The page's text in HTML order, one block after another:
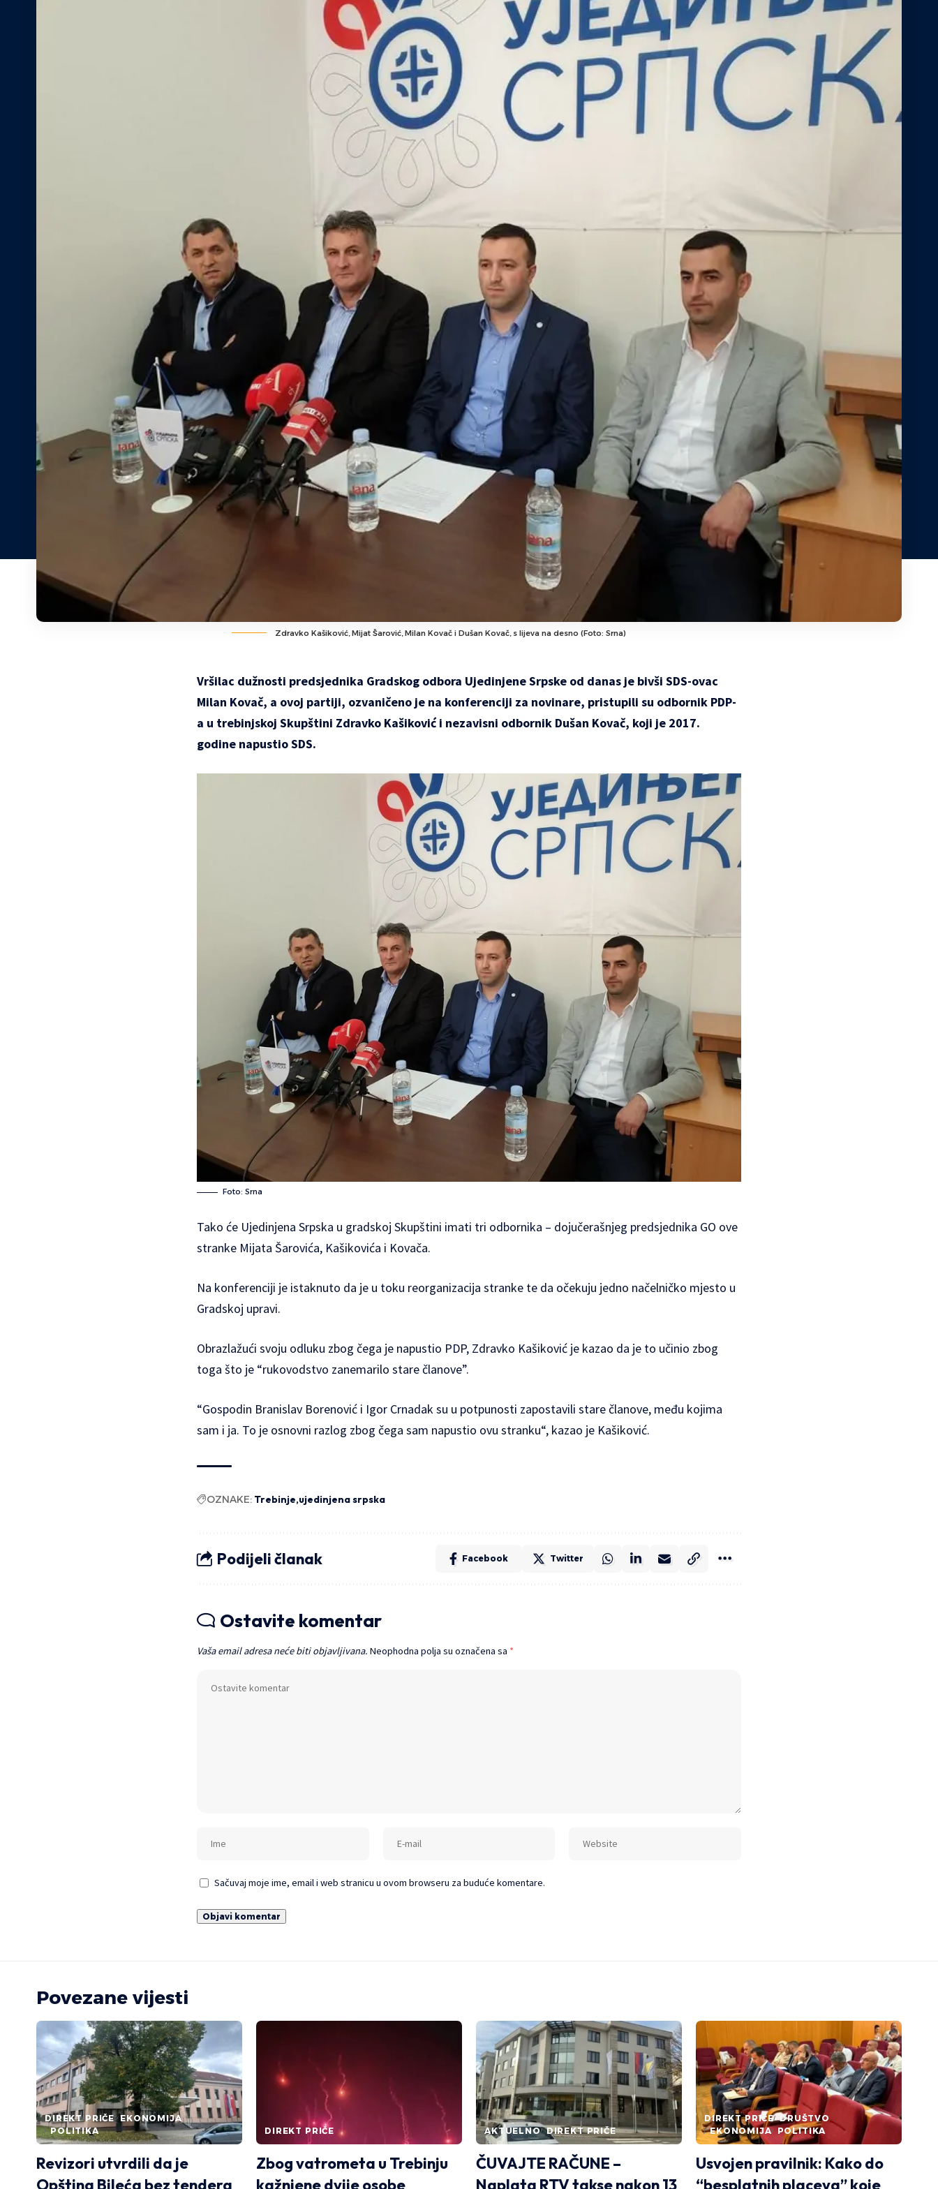
Zdravko Kašiković, Mijat Šarović, Milan Kovač i Dušan Kovač, s lijeva na desno (Foto: Srna)
Vršilac dužnosti predsjednika Gradskog odbora Ujedinjene Srpske od danas je bivši SDS-ovac
Milan Kovač, a ovoj partiji, ozvaničeno je na konferenciji za novinare, pristupili su odbornik PDP-
a u trebinjskoj Skupštini Zdravko Kašiković i nezavisni odbornik Dušan Kovač, koji je 2017.
godine napustio SDS.
Foto: Srna
Tako će Ujedinjena Srpska u gradskoj Skupštini imati tri odbornika – dojučerašnjeg predsjednika GO ove
stranke Mijata Šarovića, Kašikovića i Kovača.
Na konferenciji je istaknuto da je u toku reorganizacija stranke te da očekuju jedno načelničko mjesto u
Gradskoj upravi.
Obrazlažući svoju odluku zbog čega je napustio PDP, Zdravko Kašiković je kazao da je to učinio zbog
toga što je “rukovodstvo zanemarilo stare članove”.
“Gospodin Branislav Borenović i Igor Crnadak su u potpunosti zapostavili stare članove, među kojima
sam i ja. To je osnovni razlog zbog čega sam napustio ovu stranku“, kazao je Kašiković.
OZNAKE: Trebinje ujedinjena srpska
Podijeli članak Facebook Twitter
Ostavite komentar
Vaša email adresa neće biti objavljivana. Neophodna polja su označena sa *
Sačuvaj moje ime, email i web stranicu u ovom browseru za buduće komentare.
Povezane vijesti
DIREKT PRIČE EKONOMIJA
POLITIKA
Revizori utvrdili da je
Opština Bileća bez tendera
DIREKT PRIČE
Zbog vatrometa u Trebinju
kažnjene dvije osobe
AKTUELNO DIREKT PRIČE
ČUVAJTE RAČUNE –
Naplata RTV takse nakon 13
DIREKT PRIČE DRUŠTVO
EKONOMIJA POLITIKA
Usvojen pravilnik: Kako do
“besplatnih placeva” koje